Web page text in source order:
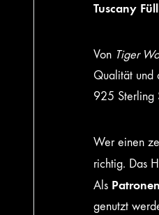
Tuscany
Von Tiger
Qualität und
925 Sterling
Wer einen
richtig. Das
Als
genutzt